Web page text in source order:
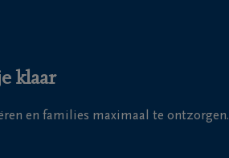
klaar
en families maximaal te ontzorgen.